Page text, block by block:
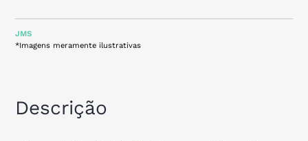
JMS
*Imagens meramente ilustrativas
Descrição